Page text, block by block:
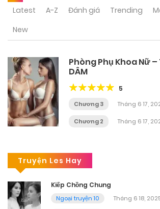
Latest A-Z Đánh giá Trending
New
Phòng Phụ Khoa Nữ –
DÂM
5
Chương 3 Tháng 6 17,
Chương 2 Tháng 6 17,
Truyện Les Hay
Kiếp Chồng Chung
Ngoại truyện 10
Tháng 6 18,